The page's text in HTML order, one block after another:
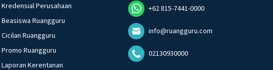
Kredensial Perusahaan
Beasiswa Ruangguru
Cicilan Ruangguru
Promo Ruangguru
Laporan Kerentanan
+62 815-7441-0000
info@ruangguru.com
02130930000